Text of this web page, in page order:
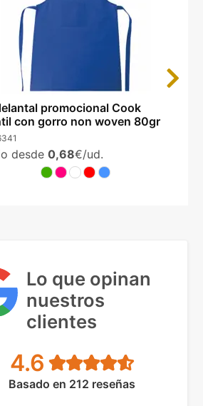
promocional Cook
con gorro non woven 80gr
desde 0,68€/ud.
Next
Lo que opinan
nuestros
clientes
4.6
Basado en 212 reseñas